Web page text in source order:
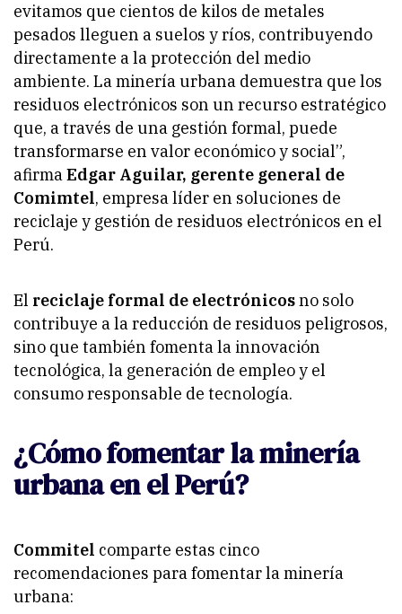
evitamos que cientos de kilos de metales
pesados lleguen a suelos y ríos, contribuyendo
directamente a la protección del medio
ambiente. La minería urbana demuestra que los
residuos electrónicos son un recurso estratégico
que, a través de una gestión formal, puede
transformarse en valor económico y social”,
afirmaEdgar Aguilar, gerente general de
Comimtel, empresa líder en soluciones de
reciclaje y gestión de residuos electrónicos en el
Perú.
El reciclaje formal de electrónicosno solo
contribuye a la reducción de residuos peligrosos,
sino que también fomenta la innovación
tecnológica, la generación de empleo y el
consumo responsable de tecnología.
¿Cómo fomentar la minería
urbana en el Perú?
Commitel comparte estas cinco
recomendaciones para fomentar la minería
urbana: